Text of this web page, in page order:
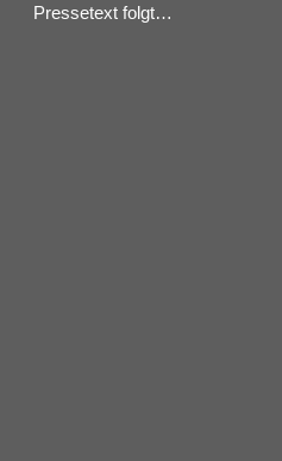
Pressetext folgt…